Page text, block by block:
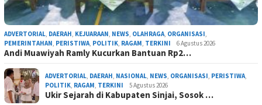
ADVERTORIAL DAERAH KEJUARAAN NEWS OLAHRAGA ORGANISASI
PEMERINTAHAN PERISTIWA POLITIK RAGAM TERKINI 6 Agustus 2026
Andi Muawiyah Ramly Kucurkan Bantuan Rp2…
ADVERTORIAL DAERAH NASIONAL NEWS ORGANISASI PERISTIWA
POLITIK RAGAM TERKINI 5 Agustus 2026
Ukir Sejarah di Kabupaten Sinjai, Sosok …